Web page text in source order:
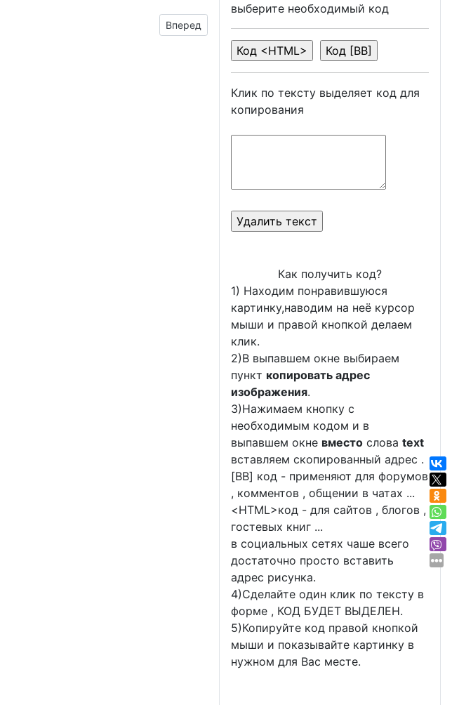
Следующий материал: не заржать прямо в лицо
Вперед
выберите необходимый код
Клик по тексту выделяет код для
копирования
Как получить код?
1) Находим понравившуюся
картинку,наводим на неё курсор
мыши и правой кнопкой делаем
клик.
2)В выпавшем окне выбираем
пункт копировать адрес
изображения.
3)Нажимаем кнопку с
необходимым кодом и в
выпавшем окне вместо слова text
вставляем скопированный адрес .
[BB] код - применяют для форумов
, комментов , общении в чатах ...
<HTML>код - для сайтов , блогов ,
гостевых книг ...
в социальных сетях чаше всего
достаточно просто вставить
адрес рисунка.
4)Сделайте один клик по тексту в
форме , КОД БУДЕТ ВЫДЕЛЕН.
5)Копируйте код правой кнопкой
мыши и показывайте картинку в
нужном для Вас месте.